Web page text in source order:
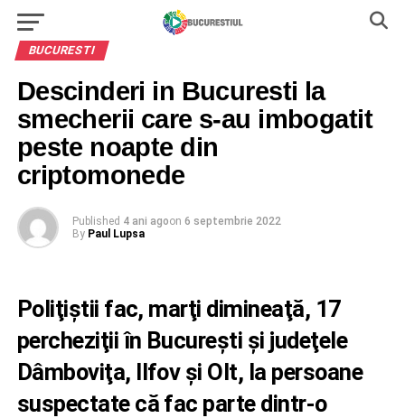
BUCURESTI
Descinderi in Bucuresti la
smecherii care s-au imbogatit
peste noapte din
criptomonede
Published 4 ani agoon 6 septembrie 2022
By Paul Lupsa
Poliţiştii fac, marţi dimineaţă, 17
percheziţii în Bucureşti şi judeţele
Dâmboviţa, Ilfov şi Olt, la persoane
suspectate că fac parte dintr-o